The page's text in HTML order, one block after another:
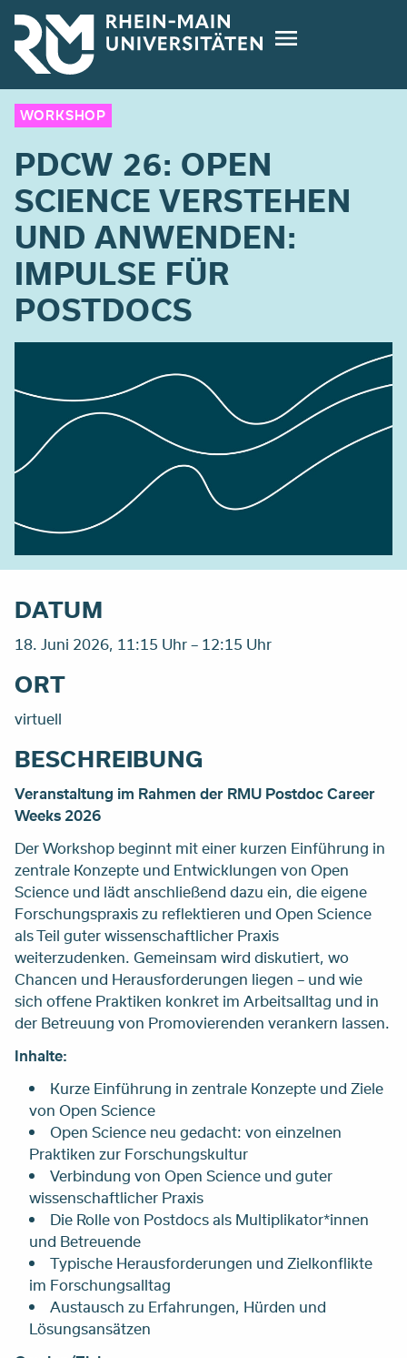
Direkt
zum
Inhalt
WORKSHOP
PDCW 26: OPEN
SCIENCE VERSTEHEN
UND ANWENDEN:
IMPULSE FÜR
POSTDOCS
DATUM
18. Juni 2026, 11:15 Uhr – 12:15 Uhr
ORT
virtuell
BESCHREIBUNG
Veranstaltung im Rahmen der RMU Postdoc Career
Weeks 2026
Der Workshop beginnt mit einer kurzen Einführung in
zentrale Konzepte und Entwicklungen von Open
Science und lädt anschließend dazu ein, die eigene
Forschungspraxis zu reflektieren und Open Science
als Teil guter wissenschaftlicher Praxis
weiterzudenken. Gemeinsam wird diskutiert, wo
Chancen und Herausforderungen liegen – und wie
sich offene Praktiken konkret im Arbeitsalltag und in
der Betreuung von Promovierenden verankern lassen.
Inhalte:
Kurze Einführung in zentrale Konzepte und Ziele
von Open Science
Open Science neu gedacht: von einzelnen
Praktiken zur Forschungskultur
Verbindung von Open Science und guter
wissenschaftlicher Praxis
Die Rolle von Postdocs als Multiplikator*innen
und Betreuende
Typische Herausforderungen und Zielkonflikte
im Forschungsalltag
Austausch zu Erfahrungen, Hürden und
Lösungsansätzen